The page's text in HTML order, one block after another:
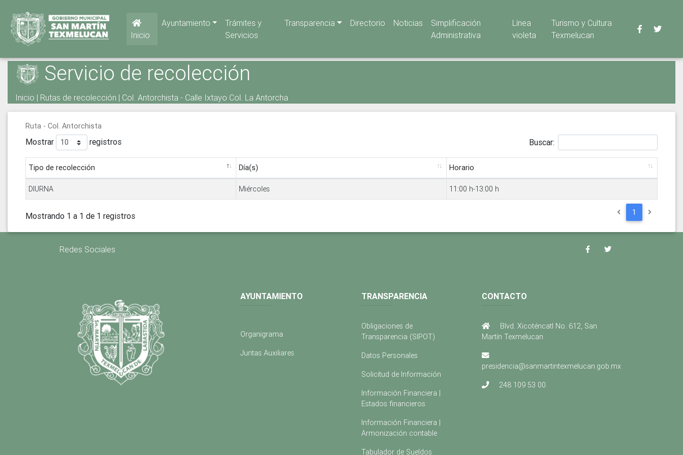
Inicio
Ayuntamiento
Trámites y
Servicios
Transparencia Directorio Noticias
Simplificación
Administrativa
Línea
violeta
Turismo y Cultura
Texmelucan
Servicio de recolección
Inicio | Rutas de recolección | Col. Antorchista - Calle Ixtayo Col. La Antorcha
Ruta - Col. Antorchista
Mostrar registros Buscar:
Tipo de recolección Día(s) Horario
DIURNA Miércoles 11:00 h-13:00 h
Mostrando 1 a 1 de 1 registros 1
Redes Sociales
AYUNTAMIENTO
Organigrama
Juntas Auxiliares
TRANSPARENCIA
Obligaciones de
Transparencia (SIPOT)
Datos Personales
Solicitud de Información
Información Financiera |
Estados financieros
Información Financiera |
Armonización contable
Tabulador de Sueldos
CONTACTO
Blvd. Xicoténcatl No. 612, San
Martín Texmelucan
presidencia@sanmartintexmelucan.gob.mx
248 109 53 00